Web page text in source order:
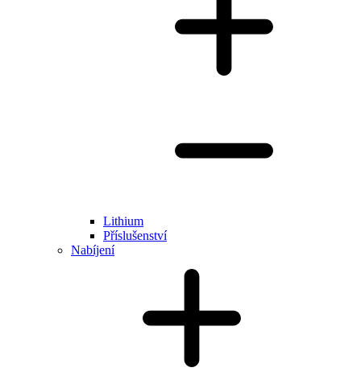
Lithium
Příslušenství
Nabíjení